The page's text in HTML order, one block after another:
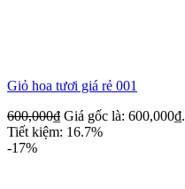
Giỏ hoa tươi giá rẻ 001
600,000₫ Giá gốc là: 600,000₫.
Tiết kiệm: 16.7%
-17%